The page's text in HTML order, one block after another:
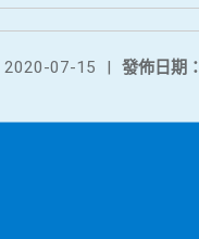
發佈日期：
2020-07-15 |